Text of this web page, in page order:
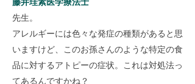
先生。
アレルギーには色々な発症の種類があると思
いますけど、このお孫さんのような特定の食
品に対するアトピーの症状。これは対処法っ
てあるんですかね？